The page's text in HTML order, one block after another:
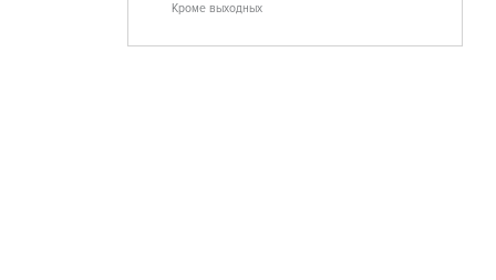
Кроме выходных